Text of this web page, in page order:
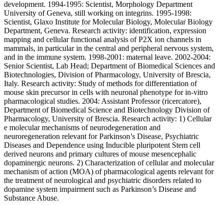
development. 1994-1995: Scientist, Morphology Department
University of Geneva, still working on integrins. 1995-1998:
Scientist, Glaxo Institute for Molecular Biology, Molecular Biology
Department, Geneva. Research activity: identification, expression
mapping and cellular functional analysis of P2X ion channels in
mammals, in particular in the central and peripheral nervous system,
and in the immune system. 1998-2001: maternal leave. 2002-2004:
Senior Scientist, Lab Head; Department of Biomedical Sciences and
Biotechnologies, Division of Pharmacology, University of Brescia,
Italy. Research activity: Study of methods for differentiation of
mouse skin precursor in cells with neuronal phenotype for in-vitro
pharmacological studies. 2004: Assistant Professor (ricercatore),
Department of Biomedical Science and Biotechnology Division of
Pharmacology, University of Brescia. Research activity: 1) Cellular
e molecular mechanisms of neurodegeneration and
neuroregeneration relevant for Parkinson’s Disease, Psychiatric
Diseases and Dependence using Inducible pluripotent Stem cell
derived neurons and primary cultures of mouse mesencephalic
dopaminergic neurons. 2) Characterization of cellular and molecular
mechanism of action (MOA) of pharmacological agents relevant for
the treatment of neurological and psychiatric disorders related to
dopamine system impairment such as Parkinson’s Disease and
Substance Abuse.